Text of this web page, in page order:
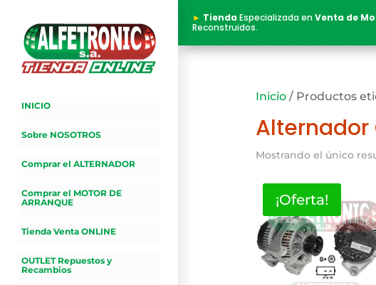
INICIO
Sobre NOSOTROS
Comprar el ALTERNADOR
Comprar el MOTOR DE
ARRANQUE
Tienda Venta ONLINE
OUTLET Repuestos y
Recambios
► TiendaEspecializada enVenta de
Reconstruidos.
Inicio / Productos
Alternador
Mostrando el único
¡Oferta!